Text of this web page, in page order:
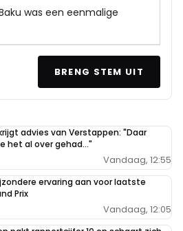
was een eenmalige
BRENG STEM UIT
advies van Verstappen: "Daar
het al over gehad..."
Vandaag, 12:55
ervaring aan voor laatste
Prix
Vandaag, 12:05